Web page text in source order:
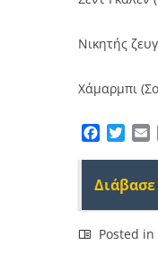
Νικητής
Χάμαρμπι
Διάβασε
Posted in